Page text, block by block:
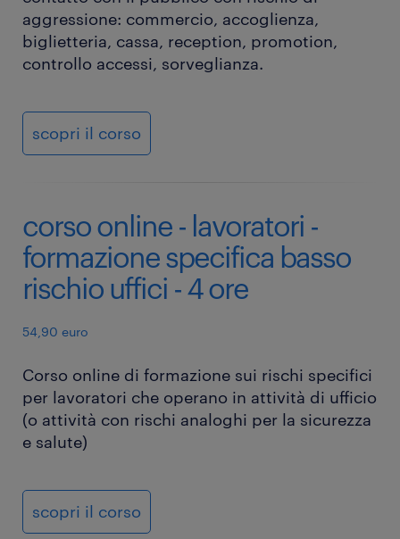
aggressione: commercio, accoglienza,
biglietteria, cassa, reception, promotion,
controllo accessi, sorveglianza.
scopri il corso
corso online - lavoratori -
formazione specifica basso
rischio uffici - 4 ore
54,90 euro
Corso online di formazione sui rischi specifici
per lavoratori che operano in attività di ufficio
(o attività con rischi analoghi per la sicurezza
e salute)
scopri il corso